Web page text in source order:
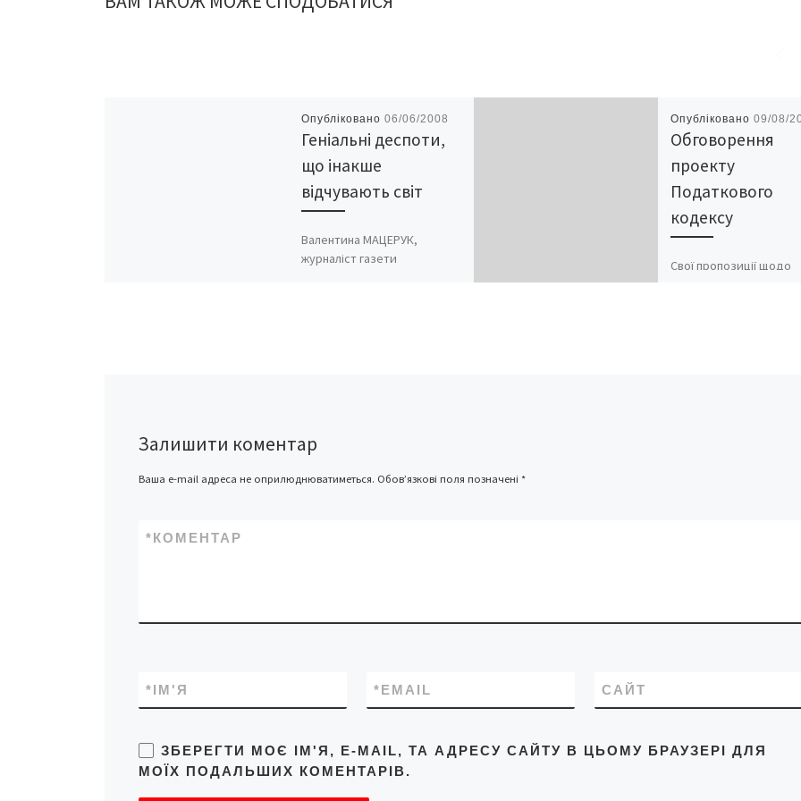
Опубліковано06/06/2008
Геніальні деспоти,
що інакше
відчувають світ
Валентина МАЦЕРУК,
журналіст газети
Опубліковано 09/08/
Обговорення
проекту
Податкового
кодексу
Свої пропозиції щодо
Залишити коментар
Ваша e-mail адреса не оприлюднюватиметься. Обов’язкові поля позначені *
КОМЕНТАР
*
ІМ'Я
* EMAIL
* САЙТ
ЗБЕРЕГТИ МОЄ ІМ'Я, E-MAIL, ТА АДРЕСУ САЙТУ В ЦЬОМУ БРАУЗЕРІ ДЛЯ
МОЇХ ПОДАЛЬШИХ КОМЕНТАРІВ.